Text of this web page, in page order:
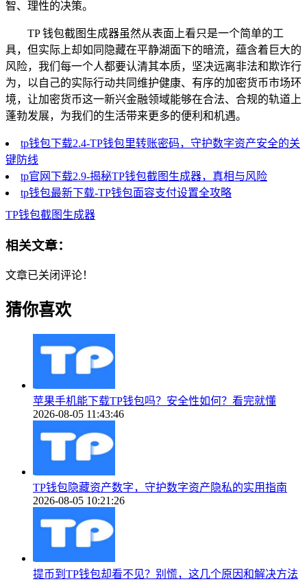
智、理性的决策。
TP 钱包截图生成器虽然从表面上看只是一个简单的工
具，但实际上却如同隐藏在平静湖面下的暗流，蕴含着巨大的
风险，我们每一个人都要认清其本质，坚决远离非法和欺诈行
为，以自己的实际行动共同维护健康、有序的加密货币市场环
境，让加密货币这一新兴金融领域能够在合法、合规的轨道上
蓬勃发展，为我们的生活带来更多的便利和机遇。
tp钱包下载2.4-TP钱包里转账密码，守护数字资产安全的关
键防线
tp官网下载2.9-揭秘TP钱包截图生成器，真相与风险
tp钱包最新下载-TP钱包面容支付设置全攻略
TP钱包截图生成器
相关文章：
文章已关闭评论！
猜你喜欢
苹果手机能下载TP钱包吗？安全性如何？看完就懂
2026-08-05 11:43:46
TP钱包隐藏资产数字，守护数字资产隐私的实用指南
2026-08-05 10:21:26
提币到TP钱包却看不见？别慌，这几个原因和解决方法